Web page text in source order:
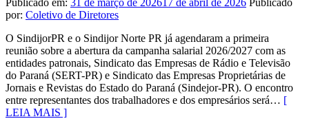
Publicado em: 31 de março de 2026 17 de abril de 2026 Publicado
por: Coletivo de Diretores
O SindijorPR e o Sindijor Norte PR já agendaram a primeira
reunião sobre a abertura da campanha salarial 2026/2027 com as
entidades patronais, Sindicato das Empresas de Rádio e Televisão
do Paraná (SERT-PR) e Sindicato das Empresas Proprietárias de
Jornais e Revistas do Estado do Paraná (Sindejor-PR). O encontro
entre representantes dos trabalhadores e dos empresários será… [
LEIA MAIS ]